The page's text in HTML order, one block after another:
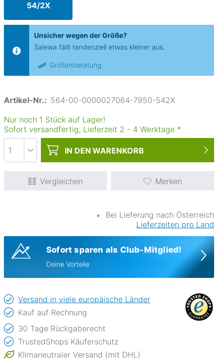
54/2X
Unsicher wegen der Größe?
Salewa fällt tendenziell etwas kleiner aus.
Größenberatung
Artikel-Nr.: 564-00-0000027064-7950-542X
Nur noch 1 Stück auf Lager!
Sofort versandfertig, Lieferzeit 2 - 4 Werktage *
IN DEN WARENKORB
Vergleichen Merken
∗
Bei Lieferung nach Österreich
Lieferzeiten pro Land
Sofort sparen als Club-Mitglied!
Deine Vorteile
Versand in viele europäische Länder
Kauf auf Rechnung
30 Tage Rückgaberecht
TrustedShops Käuferschutz
Klimaneutraler Versand (mit DHL)